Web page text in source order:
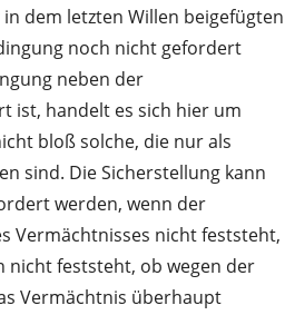
dem letzten Willen beigefügten
noch nicht gefordert
neben der
ist, handelt es sich hier um
bloß solche, die nur als
sind. Die Sicherstellung kann
werden, wenn der
Vermächtnisses nicht feststeht,
nicht feststeht, ob wegen der
Vermächtnis überhaupt